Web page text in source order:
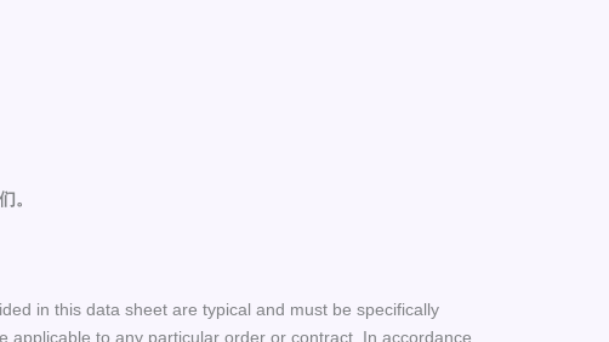
。
in this data sheet are typical and must be specifically
to any particular order or contract. In accordance